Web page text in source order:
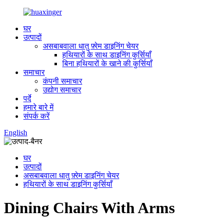
घर
उत्पादों
असबाबवाला धातु फ़्रेम डाइनिंग चेयर
हथियारों के साथ डाइनिंग कुर्सियाँ
बिना हथियारों के खाने की कुर्सियाँ
समाचार
कंपनी समाचार
उद्योग समाचार
पर्दे
हमारे बारे में
संपर्क करें
English
घर
उत्पादों
असबाबवाला धातु फ़्रेम डाइनिंग चेयर
हथियारों के साथ डाइनिंग कुर्सियाँ
Dining Chairs With Arms